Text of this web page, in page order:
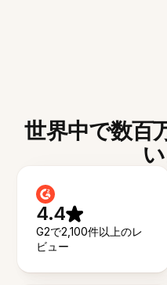
世界中で数百
4.4
G2で2,100件以上のレ
ビュー